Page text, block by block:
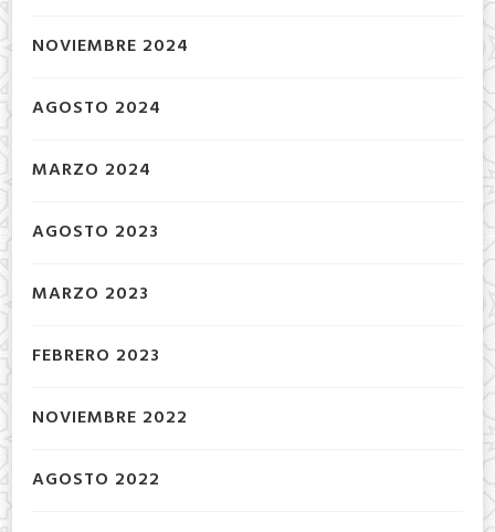
NOVIEMBRE 2024
AGOSTO 2024
MARZO 2024
AGOSTO 2023
MARZO 2023
FEBRERO 2023
NOVIEMBRE 2022
AGOSTO 2022